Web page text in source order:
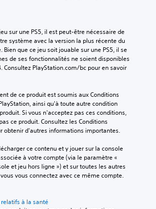
sur une PS5, il est peut-être nécessaire de
système avec la version la plus récente du
Bien que ce jeu soit jouable sur une PS5, il se
de ses fonctionnalités ne soient disponibles
Consultez PlayStation.com/bc pour en savoir
de ce produit est soumis aux Conditions
ainsi qu'à toute autre condition
Si vous n'acceptez pas ces conditions,
ce produit. Consultez les Conditions
obtenir d'autres informations importantes.
ce contenu et y jouer sur la console
à votre compte (via le paramètre «
et jeu hors ligne ») et sur toutes les autres
vous connectez avec ce même compte.
à la santé